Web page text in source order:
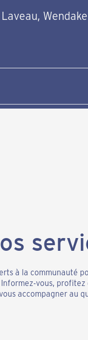
à la communauté
vous, profitez
accompagner au